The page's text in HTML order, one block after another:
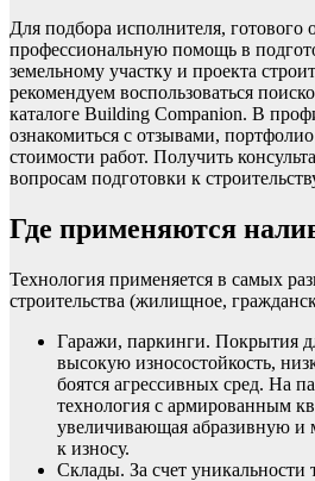
Для подбора исполнителя, готового
профессиональную помощь в
земельному участку и проекта
рекомендуем воспользоваться
каталоге Building Companion. В
ознакомиться с отзывами,
стоимости работ. Получить
вопросам подготовки к
Где применяются
Технология применяется в самых
строительства (жилищное,
Гаражи, паркинги. Покрытия
высокую износостойкость,
боятся агрессивных сред. На
технология с армированным
увеличивающая абразивную и
к износу.
Склады. За счет уникальности